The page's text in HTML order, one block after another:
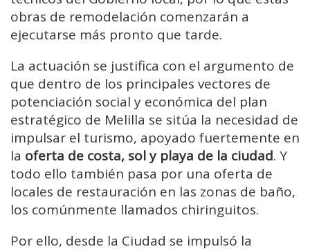
obras de remodelación comenzarán a
ejecutarse más pronto que tarde.
La actuación se justifica con el argumento de
que dentro de los principales vectores de
potenciación social y económica del plan
estratégico de Melilla se sitúa la necesidad de
impulsar el turismo, apoyado fuertemente en
la oferta de costa, sol y playa de la ciudad. Y
todo ello también pasa por una oferta de
locales de restauración en las zonas de baño,
los comúnmente llamados chiringuitos.
Por ello, desde la Ciudad se impulsó la